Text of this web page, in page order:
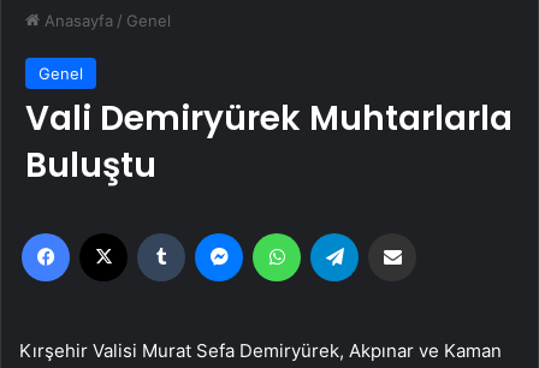
Anasayfa / Genel
Genel
Vali Demiryürek Muhtarlarla
Buluştu
Facebook Tumblr MessengerWhatsApp
Kırşehir Valisi Murat Sefa Demiryürek, Akpınar ve Kaman